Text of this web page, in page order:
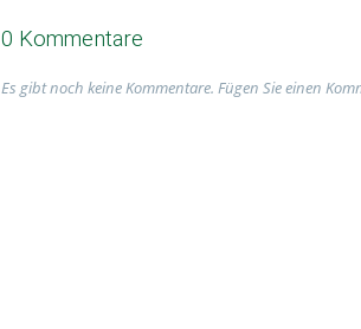
0 Kommentare
Es gibt noch keine Kommentare. Fügen Sie einen